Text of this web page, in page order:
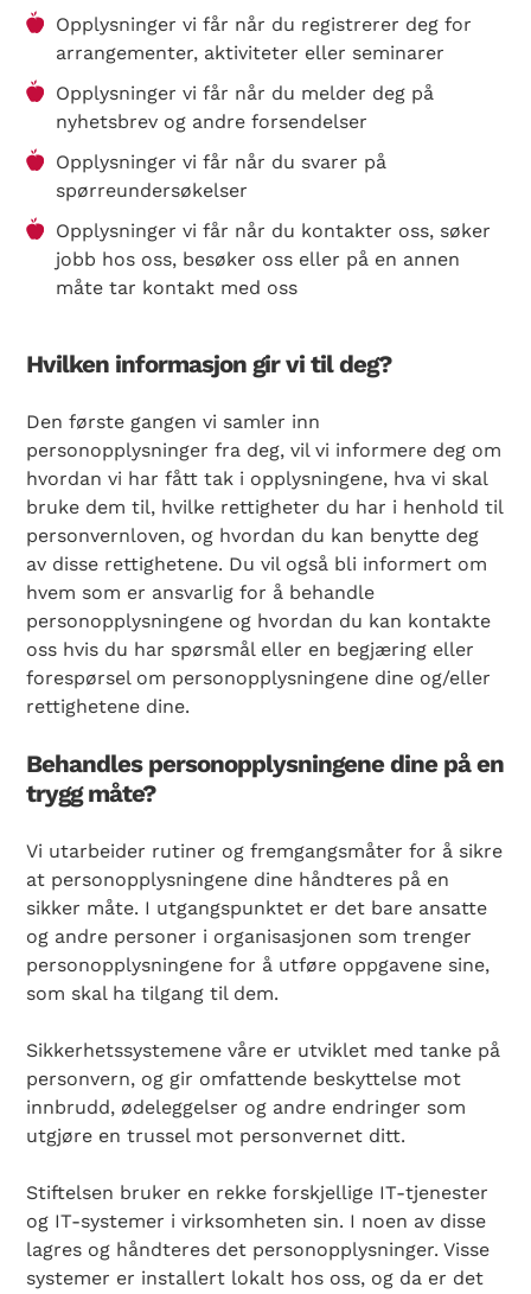
Opplysninger vi får når du registrerer deg for
arrangementer, aktiviteter eller seminarer
Opplysninger vi får når du melder deg på
nyhetsbrev og andre forsendelser
Opplysninger vi får når du svarer på
spørreundersøkelser
Opplysninger vi får når du kontakter oss, søker
jobb hos oss, besøker oss eller på en annen
måte tar kontakt med oss
Hvilken informasjon gir vi til deg?
Den første gangen vi samler inn
personopplysninger fra deg, vil vi informere deg om
hvordan vi har fått tak i opplysningene, hva vi skal
bruke dem til, hvilke rettigheter du har i henhold til
personvernloven, og hvordan du kan benytte deg
av disse rettighetene. Du vil også bli informert om
hvem som er ansvarlig for å behandle
personopplysningene og hvordan du kan kontakte
oss hvis du har spørsmål eller en begjæring eller
forespørsel om personopplysningene dine og/eller
rettighetene dine.
Behandles personopplysningene dine på en
trygg måte?
Vi utarbeider rutiner og fremgangsmåter for å sikre
at personopplysningene dine håndteres på en
sikker måte. I utgangspunktet er det bare ansatte
og andre personer i organisasjonen som trenger
personopplysningene for å utføre oppgavene sine,
som skal ha tilgang til dem.
Sikkerhetssystemene våre er utviklet med tanke på
personvern, og gir omfattende beskyttelse mot
innbrudd, ødeleggelser og andre endringer som
utgjøre en trussel mot personvernet ditt.
Stiftelsen bruker en rekke forskjellige IT-tjenester
og IT-systemer i virksomheten sin. I noen av disse
lagres og håndteres det personopplysninger. Visse
systemer er installert lokalt hos oss, og da er det